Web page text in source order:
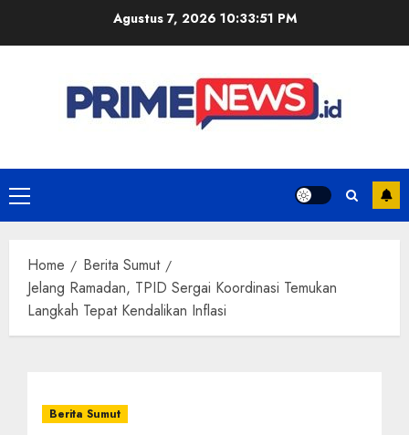
Agustus 7, 2026 10:33:51 PM
Primary
Menu
Home
Berita Sumut
Jelang Ramadan, TPID Sergai Koordinasi Temukan
Langkah Tepat Kendalikan Inflasi
Berita Sumut